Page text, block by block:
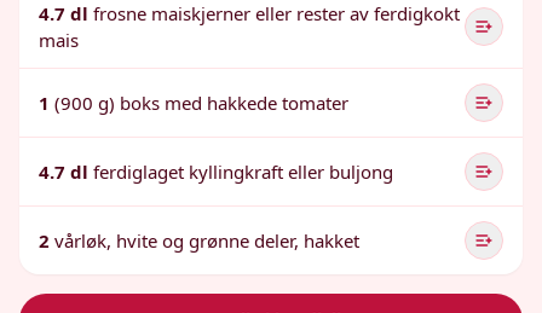
4.7 dl frosne maiskjerner eller rester av ferdigkokt
mais
1 (900 g) boks med hakkede tomater
4.7 dl ferdiglaget kyllingkraft eller buljong
2 vårløk, hvite og grønne deler, hakket